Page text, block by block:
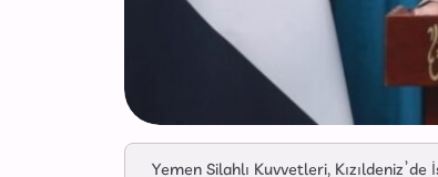
Yemen Silahlı Kuvvetleri,